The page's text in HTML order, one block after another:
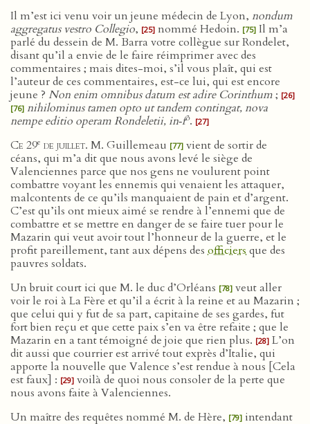
Il m’est ici venu voir un jeune médecin de Lyon, nondum
aggregatus vestro Collegio, [25] nommé Hedoin. [75] Il m’a
parlé du dessein de M. Barra votre collègue sur Rondelet,
disant qu’il a envie de le faire réimprimer avec des
commentaires ; mais dites-moi, s’il vous plaît, qui est
l’auteur de ces commentaires, est-ce lui, qui est encore
jeune ? Non enim omnibus datum est adire Corinthum; [26]
[76] nihilominus tamen opto ut tandem contingat, nova
nempe editio operam Rondeletii, in‑fo. [27]
Ce 29e de juillet. M. Guillemeau [77] vient de sortir de
céans, qui m’a dit que nous avons levé le siège de
Valenciennes parce que nos gens ne voulurent point
combattre voyant les ennemis qui venaient les attaquer,
malcontents de ce qu’ils manquaient de pain et d’argent.
C’est qu’ils ont mieux aimé se rendre à l’ennemi que de
combattre et se mettre en danger de se faire tuer pour le
Mazarin qui veut avoir tout l’honneur de la guerre, et le
profit pareillement, tant aux dépens des officiersque des
pauvres soldats.
Un bruit court ici que M. le duc d’Orléans [78] veut aller
voir le roi à La Fère et qu’il a écrit à la reine et au Mazarin ;
que celui qui y fut de sa part, capitaine de ses gardes, fut
fort bien reçu et que cette paix s’en va être refaite ; que le
Mazarin en a tant témoigné de joie que rien plus. [28] L’on
dit aussi que courrier est arrivé tout exprès d’Italie, qui
apporte la nouvelle que Valence s’est rendue à nous [Cela
est faux] : [29] voilà de quoi nous consoler de la perte que
nous avons faite à Valenciennes.
Un maître des requêtes nommé M. de Hère, [79] intendant